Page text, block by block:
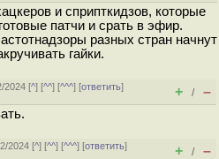
и сприпткидзов, которые
патчи и cpaть в эфир.
разных стран начнут
гайки.
2024 [^] [^^] [^^^] [ответить]
+ / –
2024 [^] [^^] [^^^] [ответить]
+ / –